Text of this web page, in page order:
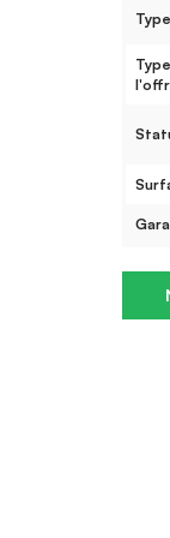
Type